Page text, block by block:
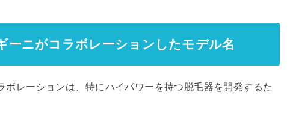
ーニがコラボレーションしたモデル名
レーションは、特にハイパワーを持つ脱毛器を開発するた